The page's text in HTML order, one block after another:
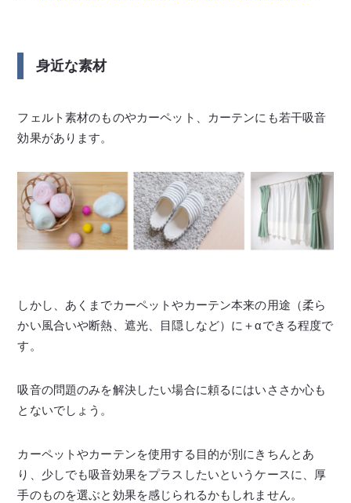
身近な素材
フェルト素材のものやカーペット、カーテンにも若干吸音
効果があります。
しかし、あくまでカーペットやカーテン本来の用途（柔ら
かい風合いや断熱、遮光、目隠しなど）に＋αできる程度で
す。
吸音の問題のみを解決したい場合に頼るにはいささか心も
とないでしょう。
カーペットやカーテンを使用する目的が別にきちんとあ
り、少しでも吸音効果をプラスしたいというケースに、厚
手のものを選ぶと効果を感じられるかもしれません。